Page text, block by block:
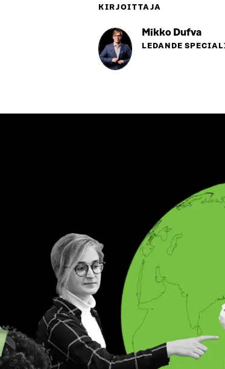
KIRJOITTAJA
Mikko Dufva
LEDANDE